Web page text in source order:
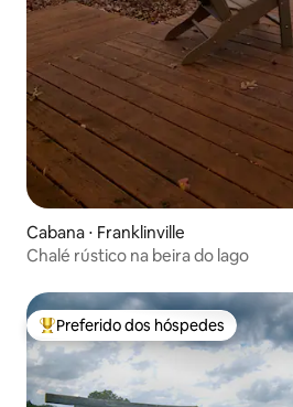
Cabana ⋅ Franklinville
Chalé rústico na beira do lago
Entre os melhores preferidos dos
Preferido dos hóspedes